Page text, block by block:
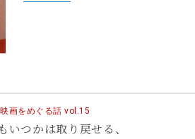
画をめぐる話 vol.15
いつかは取り戻せる、